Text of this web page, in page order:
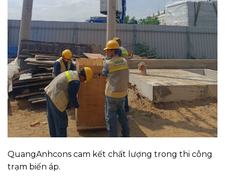
QuangAnhcons cam kết chất lượng trong thi công
trạm biến áp.